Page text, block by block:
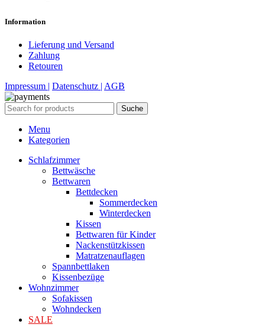
Information
Lieferung und Versand
Zahlung
Retouren
Impressum | Datenschutz | AGB
Suche
Menu
Kategorien
Schlafzimmer
Bettwäsche
Bettwaren
Bettdecken
Sommerdecken
Winterdecken
Kissen
Bettwaren für Kinder
Nackenstützkissen
Matratzenauflagen
Spannbettlaken
Kissenbezüge
Wohnzimmer
Sofakissen
Wohndecken
SALE